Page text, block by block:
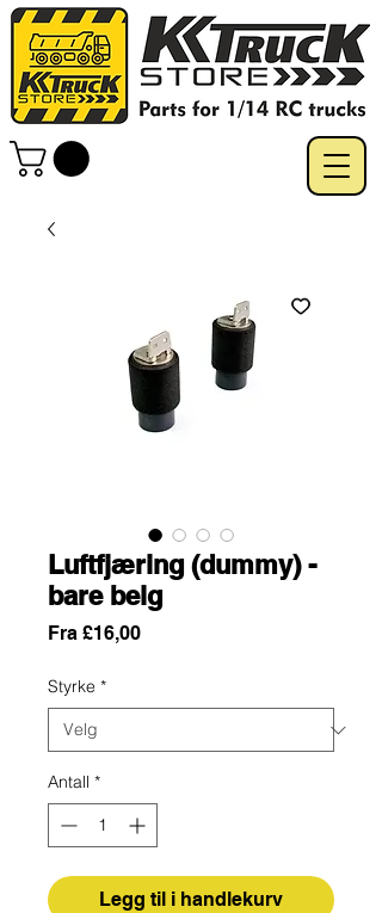
Luftfjæring (dummy) -
bare belg
Fra £16,00Salgspris
Styrke *
Antall *
Legg til i handlekurv